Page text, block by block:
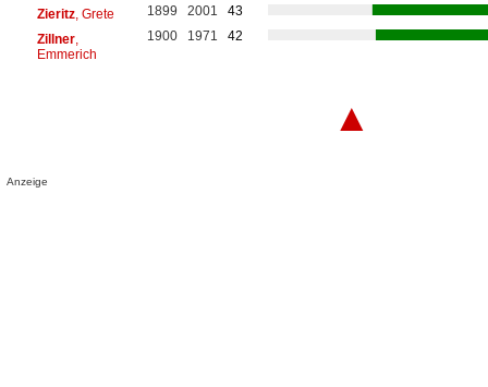
Zieritz, Grete 1899 2001
43
Zillner,
Emmerich
1900 1971 42
▲
Anzeige